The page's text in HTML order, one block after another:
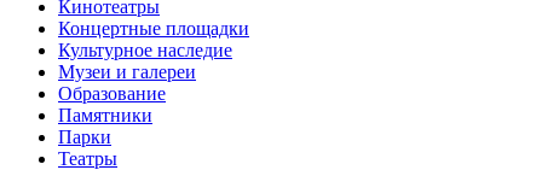
Кинотеатры
Концертные площадки
Культурное наследие
Музеи и галереи
Образование
Памятники
Парки
Театры